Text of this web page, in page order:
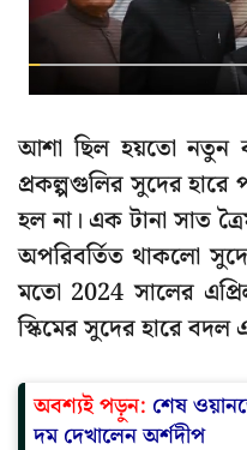
আশা ছিল হয়তো নতুন
প্রকল্পগুলির সুদের হারে
হল না। এক টানা সাত
অপরিবর্তিত থাকলো
মতো 2024 সালের
স্কিমের সুদের হারে বদল
অবশ্যই পড়ুন: শেষ
দম দেখালেন অর্শদীপ